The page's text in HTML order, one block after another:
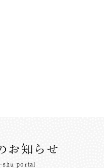
お知らせ
shu portal